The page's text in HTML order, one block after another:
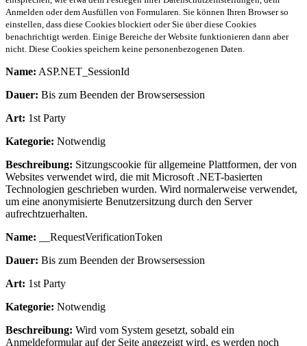
Anmelden oder dem Ausfüllen von Formularen. Sie können Ihren Browser so
einstellen, dass diese Cookies blockiert oder Sie über diese Cookies
benachrichtigt werden. Einige Bereiche der Website funktionieren dann aber
nicht. Diese Cookies speichern keine personenbezogenen Daten.
Name: ASP.NET_SessionId
Dauer: Bis zum Beenden der Browsersession
Art: 1st Party
Kategorie: Notwendig
Beschreibung: Sitzungscookie für allgemeine Plattformen, der von
Websites verwendet wird, die mit Microsoft .NET-basierten
Technologien geschrieben wurden. Wird normalerweise verwendet,
um eine anonymisierte Benutzersitzung durch den Server
aufrechtzuerhalten.
Name: __RequestVerificationToken
Dauer: Bis zum Beenden der Browsersession
Art: 1st Party
Kategorie: Notwendig
Beschreibung: Wird vom System gesetzt, sobald ein
Anmeldeformular auf der Seite angezeigt wird, es werden noch